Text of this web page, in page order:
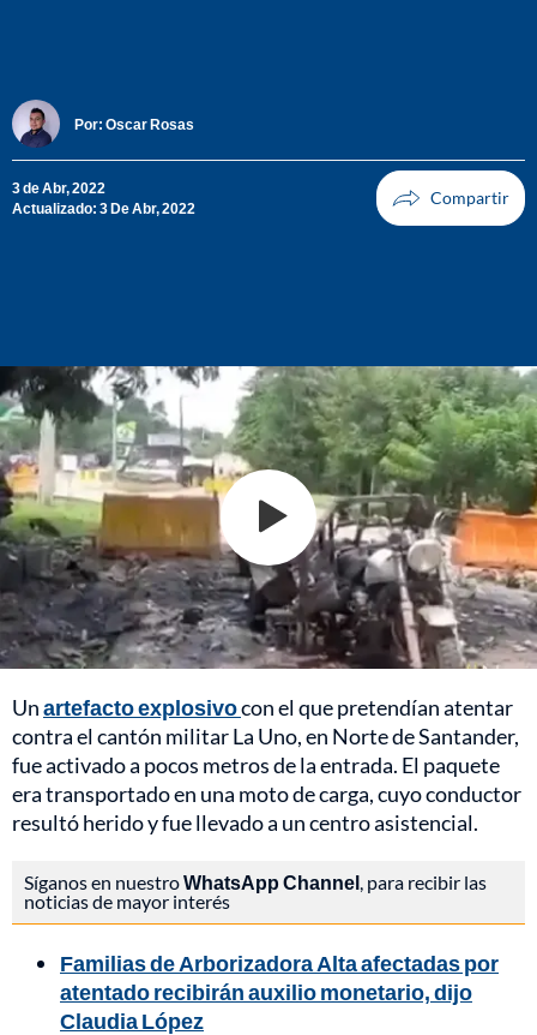
Por: Oscar Rosas
3 de Abr, 2022
Actualizado: 3 De Abr, 2022
Unartefacto explosivocon el que pretendían atentar
contra el cantón militar La Uno, en Norte de Santander,
fue activado a pocos metros de la entrada. El paquete
era transportado en una moto de carga, cuyo conductor
resultó herido y fue llevado a un centro asistencial.
Síganos en nuestroWhatsApp Channel , para recibir las
noticias de mayor interés
Familias de Arborizadora Alta afectadas por
atentado recibirán auxilio monetario, dijo
Claudia López